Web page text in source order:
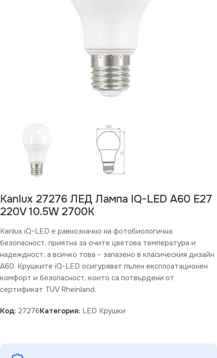
Kanlux 27276 ЛЕД Лампа IQ-LED A60 E27
220V 10.5W 2700K
Kanlux iQ-LED е равнозначно на фотобиологична
безопасност, приятна за очите цветова температура и
надеждност, а всичко това – запазено в класическия дизайн
A60. Крушките iQ-LED осигуряват пълен експлоатационен
комфорт и безопасност, които са потвърдени от
сертификат TÜV Rheinland.
Код: 27276Категория: LED Крушки